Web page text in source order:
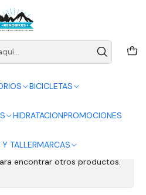
BICICLETAS
HIDRATACIONPROMOCIONES
TALLERMARCAS
V - IV - RM DESDE 2.990
en otras categorías o utilizar
encontrar otros productos.